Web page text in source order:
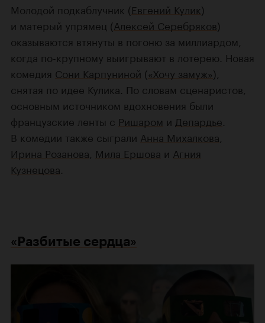
Молодой подкаблучник (Евгений Кулик)
и матерый упрямец (Алексей Серебряков)
оказываются втянуты в погоню за миллиардом,
когда по-крупному выигрывают в лотерею. Новая
комедия Сони Карпуниной («Хочу замуж»),
снятая по идее Кулика. По словам сценаристов,
основным источником вдохновения были
французские ленты с Ришаром и Депардье
В комедии также сыграли Анна Михалкова
Ирина Розанова Мила Ершова и Агния
Кузнецова
«Разбитые сердца»